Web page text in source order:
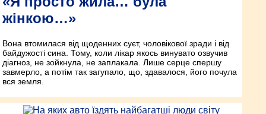
жінкою…»
Вона втомилася від щоденних суєт, чоловікової зради і від
байдужості сина. Тому, коли лікар якось винувато озвучив
діагноз, не зойкнула, не заплакала. Лише серце спершу
завмерло, а потім так загупало, що, здавалося, його почула
вся земля.